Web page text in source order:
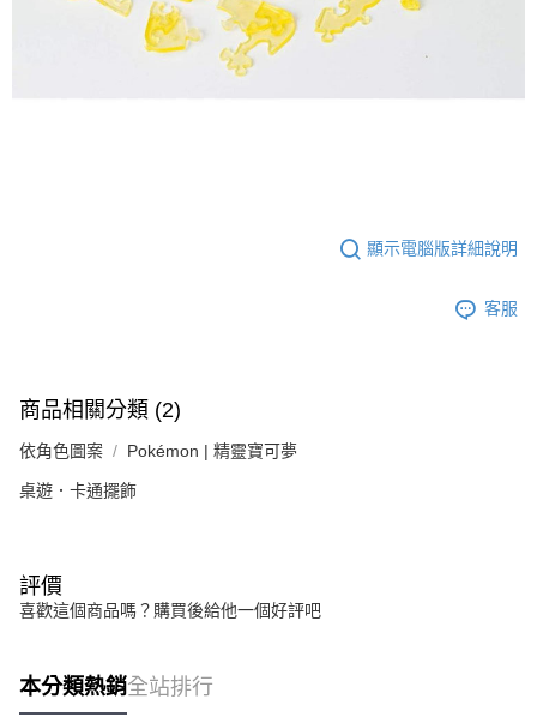
顯示電腦版詳細說明
客服
商品相關分類 (2)
依角色圖案 Pokémon | 精靈寶可夢
桌遊．卡通擺飾
評價
喜歡這個商品嗎？購買後給他一個好評吧
本分類熱銷全站排行